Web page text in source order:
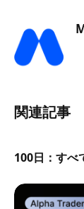
関連記事
100日：すべ